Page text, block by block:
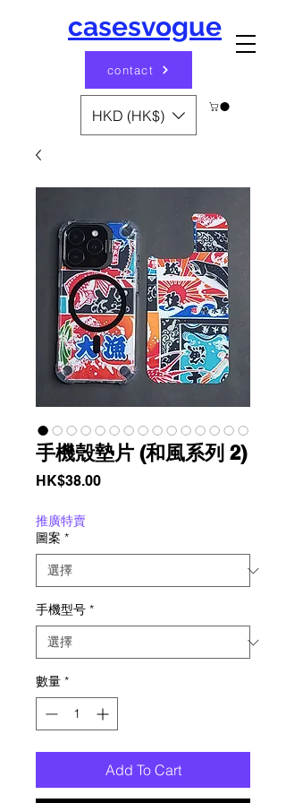
casesvogue
HKD (HK$)
contact
手機殼墊片 (和風系列 2)
HK$38.00價
推廣特賣
圖案 *
手機型号 *
數量 *
Add To Cart